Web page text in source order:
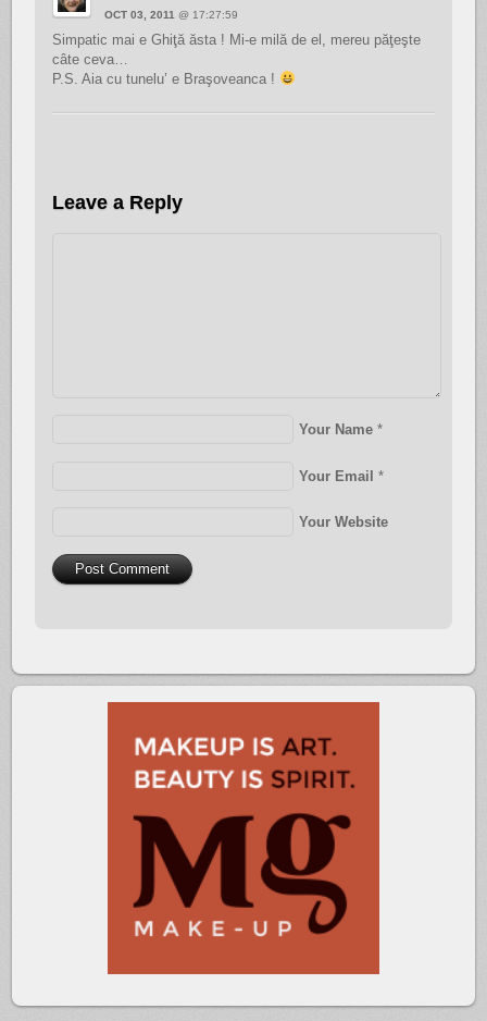
OCT 03, 2011 @ 17:27:59
Simpatic mai e Ghiţă ăsta ! Mi-e milă de el, mereu păţeşte
câte ceva…
P.S. Aia cu tunelu’ e Braşoveanca !
Leave a Reply
Your Name *
Your Email *
Your Website